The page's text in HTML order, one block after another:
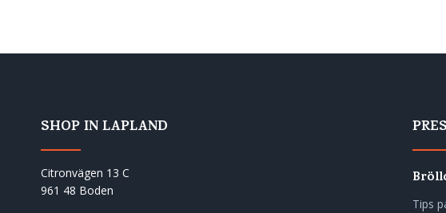
SHOP IN LAPLAND
Citronvägen 13 C
961 48 Boden
Tips